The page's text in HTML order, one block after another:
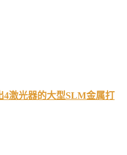
4激光器的大型SLM金属打